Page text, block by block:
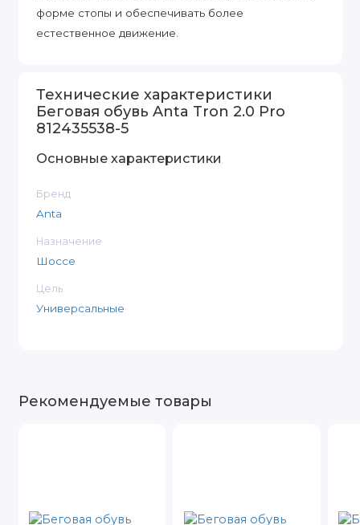
форме стопы и обеспечивать более
естественное движение.
Технические характеристики
Беговая обувь Anta Tron 2.0 Pro
812435538-5
Основные характеристики
Бренд
Anta
Назначение
Шоссе
Цель
Универсальные
Рекомендуемые товары